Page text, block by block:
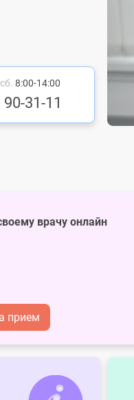
Лекарственное
Правила и сроки
госпитализации
сб. 8:00-14:00
90-31-11
врачу онлайн
прием